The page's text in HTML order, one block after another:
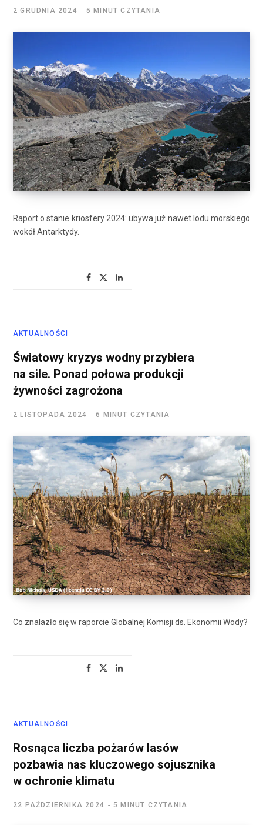
2 GRUDNIA 2024 5 MINUT CZYTANIA
Raport o stanie kriosfery 2024: ubywa już nawet lodu morskiego
wokół Antarktydy.
AKTUALNOŚCI
Światowy kryzys wodny przybiera
na sile. Ponad połowa produkcji
żywności zagrożona
2 LISTOPADA 2024 6 MINUT CZYTANIA
Co znalazło się w raporcie Globalnej Komisji ds. Ekonomii Wody?
AKTUALNOŚCI
Rosnąca liczba pożarów lasów
pozbawia nas kluczowego sojusznika
w ochronie klimatu
22 PAŹDZIERNIKA 2024 5 MINUT CZYTANIA